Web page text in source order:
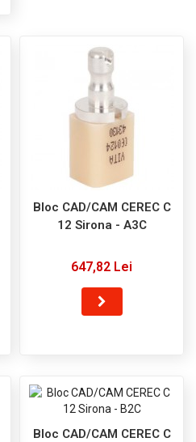
Bloc CAD/CAM CEREC C
12 Sirona - A3C
647,82 Lei
Bloc CAD/CAM CEREC C